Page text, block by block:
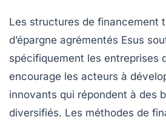
Les structures de financement
d’épargne agrémentés Esus
spécifiquement les entreprises
encourage les acteurs à
innovants qui répondent à des
diversifiés. Les méthodes de